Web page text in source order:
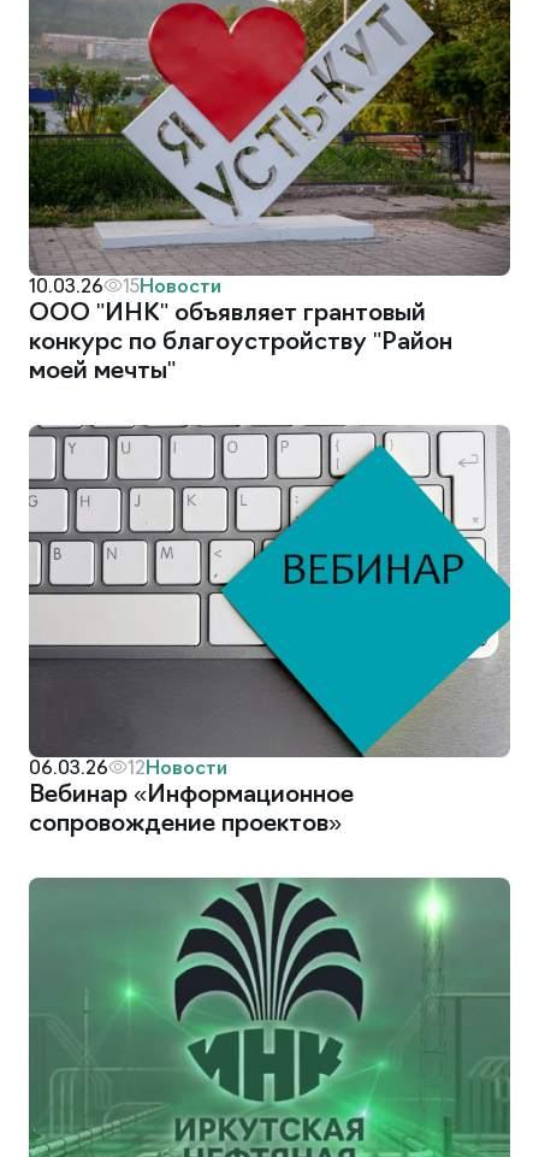
10.03.26 15Новости
ООО "ИНК" объявляет грантовый
конкурс по благоустройству "Район
моей мечты"
06.03.26 12 Новости
Вебинар «Информационное
сопровождение проектов»